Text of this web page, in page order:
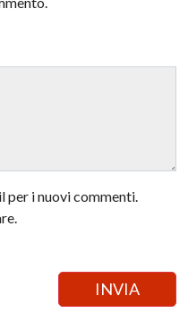
per i nuovi commenti.